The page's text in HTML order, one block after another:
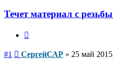
Течет материал с
#1 Сообщение
СергейСАР » 25 май